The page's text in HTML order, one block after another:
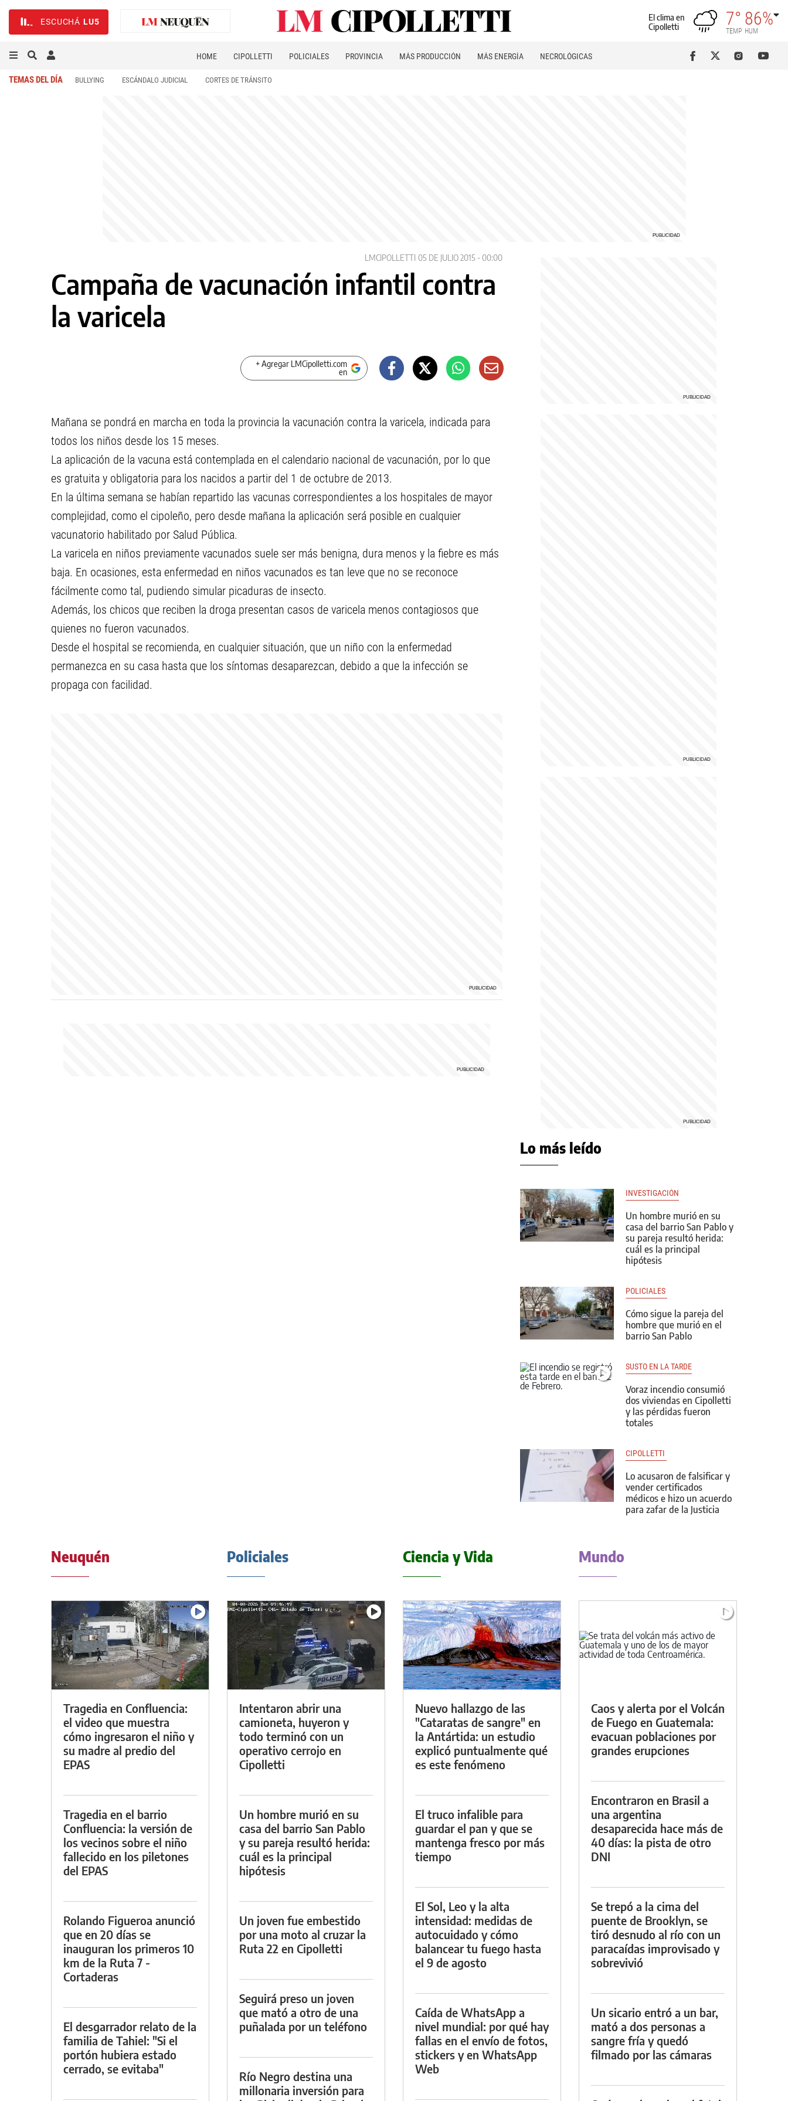
ESCUCHÁ LU5
El clima en
Cipolletti
7°
TEMP
86%
HUM
HOME CIPOLLETTI POLICIALES PROVINCIA MÁS PRODUCCIÓN MÁS ENERGÍA NECROLÓGICAS
TEMAS DEL DÍA BULLYING ESCÁNDALO JUDICIAL CORTES DE TRÁNSITO
LMCIPOLLETTI 05 DE JULIO 2015 - 00:00
Campaña de vacunación infantil contra
la varicela
+ Agregar LMCipolletti.com
en
Mañana se pondrá en marcha en toda la provincia la vacunación contra la varicela, indicada para
todos los niños desde los 15 meses.
La aplicación de la vacuna está contemplada en el calendario nacional de vacunación, por lo que
es gratuita y obligatoria para los nacidos a partir del 1 de octubre de 2013.
En la última semana se habían repartido las vacunas correspondientes a los hospitales de mayor
complejidad, como el cipoleño, pero desde mañana la aplicación será posible en cualquier
vacunatorio habilitado por Salud Pública.
La varicela en niños previamente vacunados suele ser más benigna, dura menos y la fiebre es más
baja. En ocasiones, esta enfermedad en niños vacunados es tan leve que no se reconoce
fácilmente como tal, pudiendo simular picaduras de insecto.
Además, los chicos que reciben la droga presentan casos de varicela menos contagiosos que
quienes no fueron vacunados.
Desde el hospital se recomienda, en cualquier situación, que un niño con la enfermedad
permanezca en su casa hasta que los síntomas desaparezcan, debido a que la infección se
propaga con facilidad.
Lo más leído
INVESTIGACIÓN
Un hombre murió en su
casa del barrio San Pablo y
su pareja resultó herida:
cuál es la principal
hipótesis
POLICIALES
Cómo sigue la pareja del
hombre que murió en el
barrio San Pablo
SUSTO EN LA TARDE
Voraz incendio consumió
dos viviendas en Cipolletti
y las pérdidas fueron
totales
CIPOLLETTI
Lo acusaron de falsificar y
vender certificados
médicos e hizo un acuerdo
para zafar de la Justicia
Neuquén
Tragedia en Confluencia:
el video que muestra
cómo ingresaron el niño y
su madre al predio del
EPAS
Tragedia en el barrio
Confluencia: la versión de
los vecinos sobre el niño
fallecido en los piletones
del EPAS
Rolando Figueroa anunció
que en 20 días se
inauguran los primeros 10
km de la Ruta 7 -
Cortaderas
El desgarrador relato de la
familia de Tahiel: "Si el
portón hubiera estado
cerrado, se evitaba"
Policiales
Intentaron abrir una
camioneta, huyeron y
todo terminó con un
operativo cerrojo en
Cipolletti
Un hombre murió en su
casa del barrio San Pablo
y su pareja resultó herida:
cuál es la principal
hipótesis
Un joven fue embestido
por una moto al cruzar la
Ruta 22 en Cipolletti
Seguirá preso un joven
que mató a otro de una
puñalada por un teléfono
Río Negro destina una
millonaria inversión para
Ciencia y Vida
Nuevo hallazgo de las
"Cataratas de sangre" en
la Antártida: un estudio
explicó puntualmente qué
es este fenómeno
El truco infalible para
guardar el pan y que se
mantenga fresco por más
tiempo
El Sol, Leo y la alta
intensidad: medidas de
autocuidado y cómo
balancear tu fuego hasta
el 9 de agosto
Caída de WhatsApp a
nivel mundial: por qué hay
fallas en el envío de fotos,
stickers y en WhatsApp
Web
Mundo
Caos y alerta por el Volcán
de Fuego en Guatemala:
evacuan poblaciones por
grandes erupciones
Encontraron en Brasil a
una argentina
desaparecida hace más de
40 días: la pista de otro
DNI
Se trepó a la cima del
puente de Brooklyn, se
tiró desnudo al río con un
paracaídas improvisado y
sobrevivió
Un sicario entró a un bar,
mató a dos personas a
sangre fría y quedó
filmado por las cámaras